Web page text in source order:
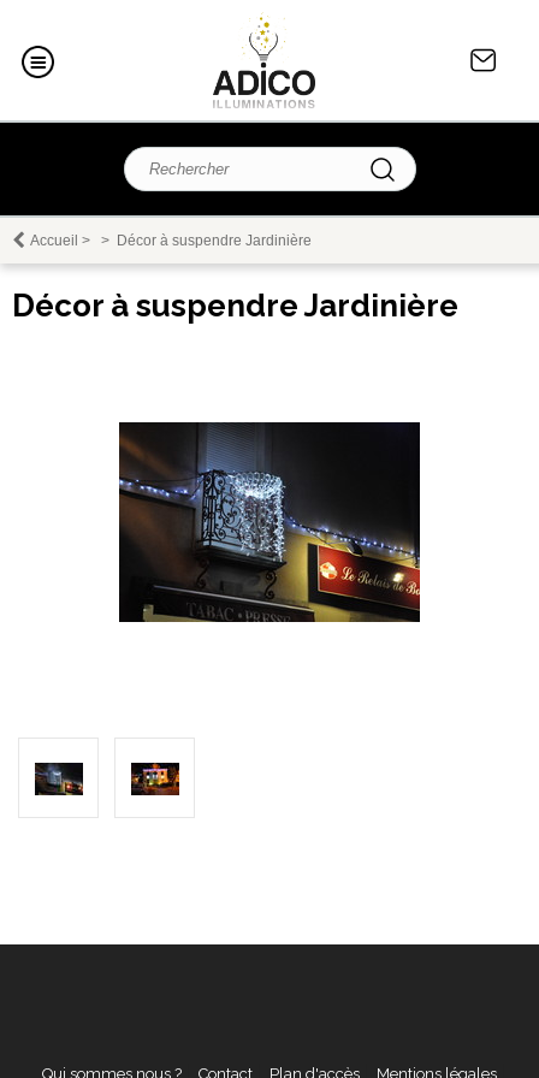
Accueil > > Décor à suspendre Jardinière
Décor à suspendre Jardinière
Qui sommes nous ? Contact Plan d'accès Mentions légales